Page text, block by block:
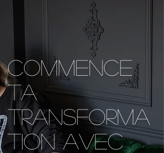
Commence
ta
transforma
tion avec